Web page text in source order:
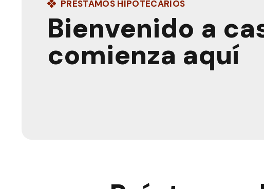
PRESTAMOS HIPOTECARIOS
Bienvenido a
comienza aquí